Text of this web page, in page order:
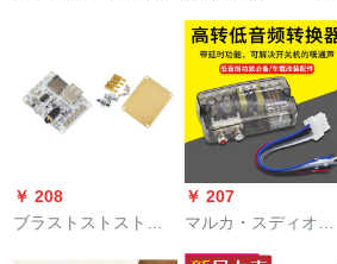
4033 D 02 A
材の低音炮カバ线机
能カバ线のオースト
リア・デュラントの
电源コードコードA
120セト(10号)
￥ 208
ブラストストストス
￥ 207
マルカ・スディオ高